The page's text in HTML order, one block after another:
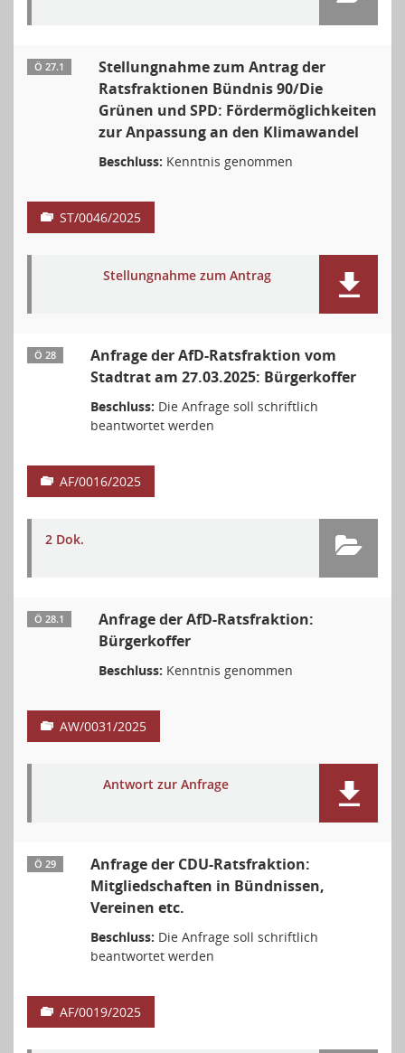
Ö 27.1
Stellungnahme zum Antrag der
Ratsfraktionen Bündnis 90/Die
Grünen und SPD: Fördermöglichkeiten
zur Anpassung an den Klimawandel
Beschluss: Kenntnis genommen
ST/0046/2025
Stellungnahme zum Antrag
Ö 28
Anfrage der AfD-Ratsfraktion vom
Stadtrat am 27.03.2025: Bürgerkoffer
Beschluss: Die Anfrage soll schriftlich
beantwortet werden
AF/0016/2025
2 Dok.
Ö 28.1
Anfrage der AfD-Ratsfraktion:
Bürgerkoffer
Beschluss: Kenntnis genommen
AW/0031/2025
Antwort zur Anfrage
Ö 29
Anfrage der CDU-Ratsfraktion:
Mitgliedschaften in Bündnissen,
Vereinen etc.
Beschluss: Die Anfrage soll schriftlich
beantwortet werden
AF/0019/2025